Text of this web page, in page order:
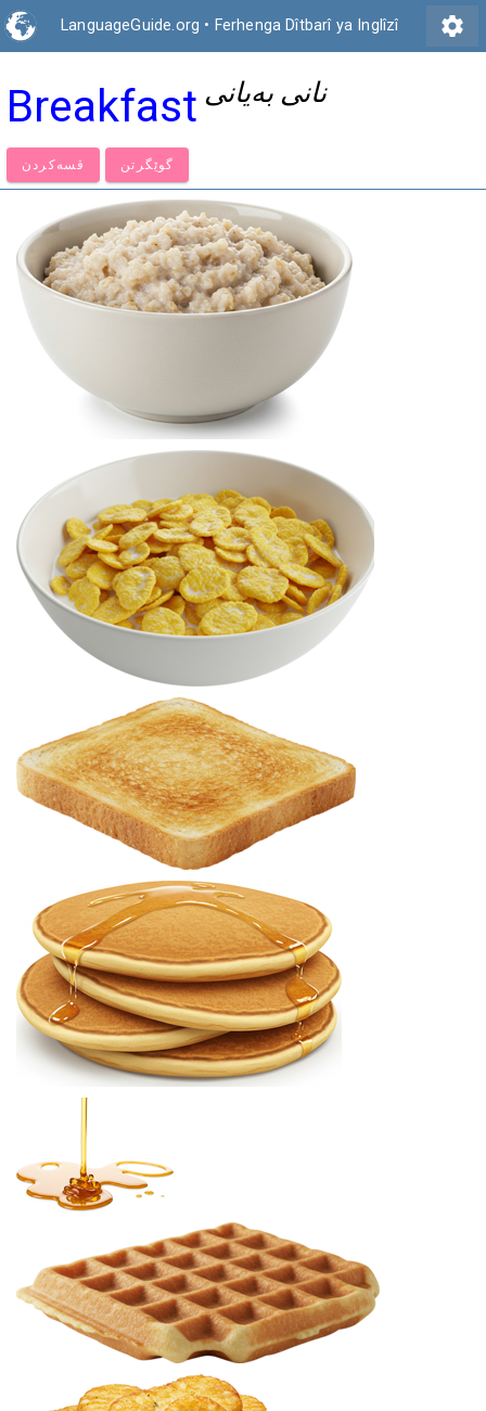
LanguageGuide.org • Ferhenga Dîtbarî ya Inglîzî settings
Breakfast نانی بەیانی
قسەكردن گوێگرتن